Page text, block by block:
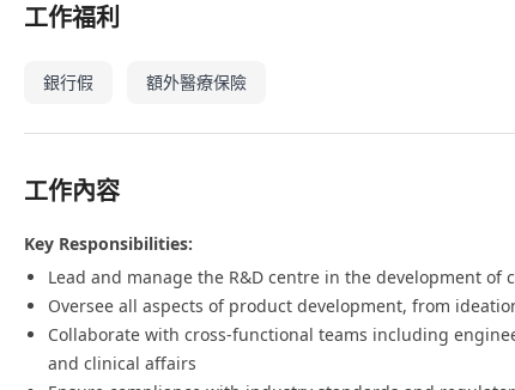
工作福利
銀行假 額外醫療保險
工作內容
Key Responsibilities:
Lead and manage the R&D centre in the development of
Oversee all aspects of product development, from
Collaborate with cross-functional teams including
and clinical affairs